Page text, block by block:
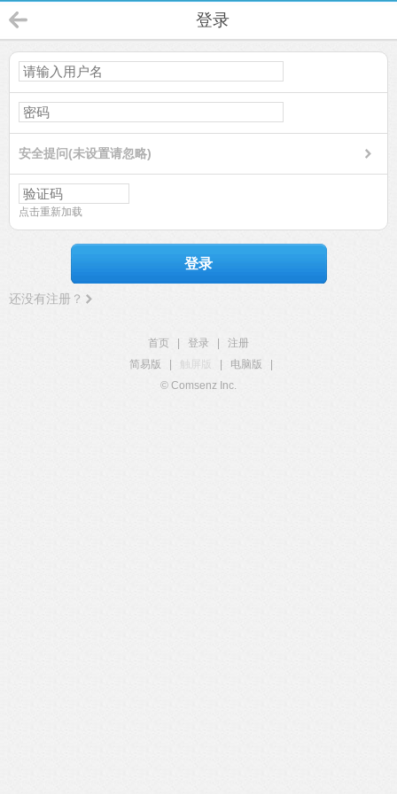
登录
安全提问(未设置请忽略)
点击重新加载
登录
还没有注册？
首页 登录
注册
简易版
触屏版 电脑版
© Comsenz Inc.